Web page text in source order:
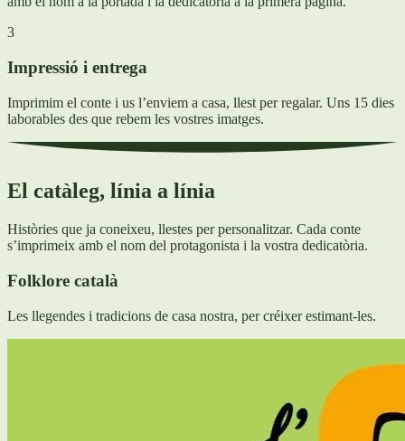
3
Impressió i entrega
Imprimim el conte i us l’enviem a casa, llest per regalar. Uns 15 dies
laborables des que rebem les vostres imatges.
El catàleg, línia a línia
Històries que ja coneixeu, llestes per personalitzar. Cada conte
s’imprimeix amb el nom del protagonista i la vostra dedicatòria.
Folklore català
Les llegendes i tradicions de casa nostra, per créixer estimant-les.